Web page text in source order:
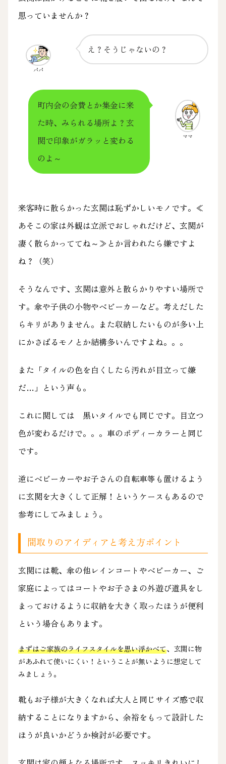
思っていませんか？
え？そうじゃないの？
パパ
町内会の会費とか集金に来
た時、みられる場所よ？玄
関で印象がガラッと変わる
のよ～
ママ
来客時に散らかった玄関は恥ずかしいモノです。≪
あそこの家は外観は立派でおしゃれだけど、玄関が
凄く散らかっててね～≫とか言われたら嫌ですよ
ね？（笑）
そうなんです、玄関は意外と散らかりやすい場所で
す。傘や子供の小物やベビーカーなど。考えだした
らキリがありません。また収納したいものが多い上
にかさばるモノとか結構多いんですよね。。。
また「タイルの色を白くしたら汚れが目立って嫌
だ…」という声も。
これに関しては 黒いタイルでも同じです。目立つ
色が変わるだけで。。。車のボディーカラーと同じ
です。
逆にベビーカーやお子さんの自転車等も置けるよう
に玄関を大きくして正解！というケースもあるので
参考にしてみましょう。
間取りのアイディアと考え方ポイント
玄関には靴、傘の他レインコートやベビーカー、ご
家庭によってはコートやお子さまの外遊び道具をし
まっておけるように収納を大きく取ったほうが便利
という場合もあります。
まずはご家族のライフスタイルを思い浮かべて、玄関に物
があふれて使いにくい！ということが無いように想定して
みましょう。
靴もお子様が大きくなれば大人と同じサイズ感で収
納することになりますから、余裕をもって設計した
ほうが良いかどうか検討が必要です。